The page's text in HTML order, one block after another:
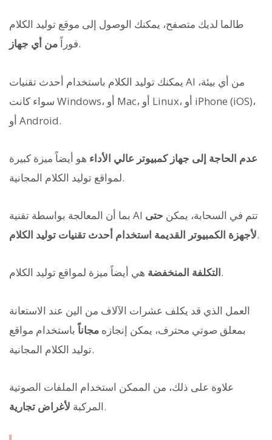
طالما لديك متصفح، يمكنك الوصول إلى موقع توليد الكلام
فوراًمن أي جهاز .
يمكنك توليد الكلام باستخدام أحدث تقنيات AI من أي بيئة،
سواء كانت Windows، أو Mac، أو Linux، أو iPhone (iOS)،
أو Android.
عدم الحاجة إلى جهاز كمبيوتر عالي الأداء هو أيضاً ميزة كبيرة
لمواقع توليد الكلام المجانية.
بما أن المعالجة بواسطة تقنية AI تتم في السحابة، يمكن حتى
لأجهزة الكمبيوتر القديمة استخدام أحدث تقنيات توليد الكلام.
التكلفة المنخفضةهي أيضاً ميزة لمواقع توليد الكلام.
العمل الذي قد يكلف عشرات الآلاف من الين عند الاستعانة
بمعلق صوتي محترف، يمكن إنجازه مجاناًباستخدام مواقع
توليد الكلام المجانية.
علاوة على ذلك، من الممكن استخدام الملفات الصوتية
المركبة لأغراض تجارية .